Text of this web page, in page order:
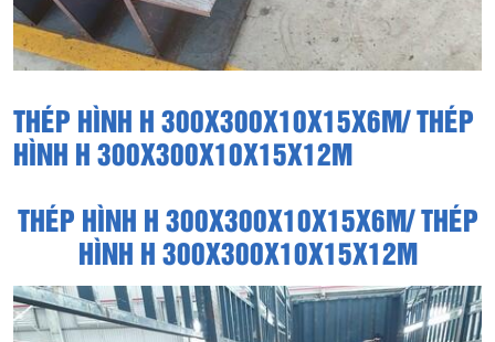
THÉP HÌNH H 300X300X10X15X6M/ THÉP
HÌNH H 300X300X10X15X12M
THÉP HÌNH H 300X300X10X15X6M/ THÉP
HÌNH H 300X300X10X15X12M